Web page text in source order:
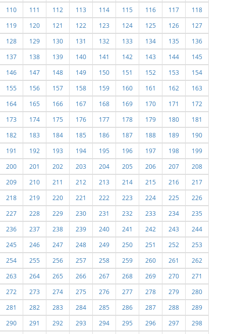
110
111 112 113 114 115 116 117
118
119
120 121 122 123 124 125 126
127
128
129 130 131 132 133 134 135
136
137
138 139 140 141 142 143 144
145
146
147 148 149 150 151 152 153
154
155
156 157 158 159 160 161 162
163
164
165 166 167 168 169 170 171
172
173
174 175 176 177 178 179 180
181
182
183 184 185 186 187 188 189
190
191
192 193 194 195 196 197 198
199
200
201 202 203 204 205 206 207
208
209
210 211 212 213 214 215 216
217
218
219 220 221 222 223 224 225
226
227
228 229 230 231 232 233 234
235
236
237 238 239 240 241 242 243
244
245
246 247 248 249 250 251 252
253
254
255 256 257 258 259 260 261
262
263
264 265 266 267 268 269 270
271
272
273 274 275 276 277 278 279
280
281
282 283 284 285 286 287 288
289
290
291 292 293 294 295 296 297
298